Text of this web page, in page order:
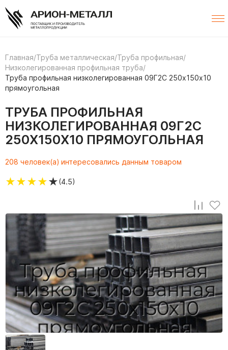
Главная/Труба металлическая/Труба профильная/
Низколегированная профильная труба/
Труба профильная низколегированная 09Г2С 250х150х10
прямоугольная
ТРУБА ПРОФИЛЬНАЯ
НИЗКОЛЕГИРОВАННАЯ 09Г2С
250Х150Х10 ПРЯМОУГОЛЬНАЯ
208 человек(а) интересовались данным товаром
★★★★★(4.5)